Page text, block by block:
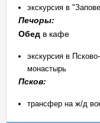
экскурсия в
Печоры:
Обед в кафе
экскурсия в
монастырь
Псков:
трансфер на ж/д